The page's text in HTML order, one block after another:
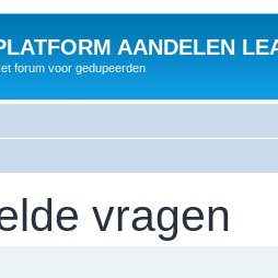
AANDELEN
forum voor gedupeerden
vragen